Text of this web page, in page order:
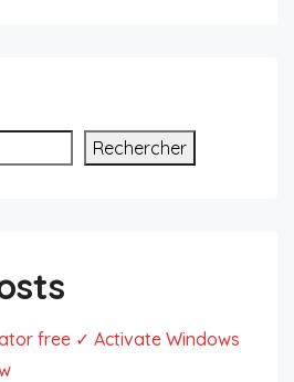
Rechercher
free ✓ Activate Windows